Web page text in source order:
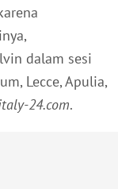
dalam sesi
Lecce, Apulia,
24.com.